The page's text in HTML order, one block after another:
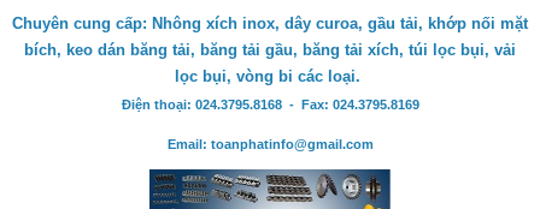
Chuyên cung cấp: Nhông xích inox, dây curoa, gầu tải, khớp nối mặt
bích, keo dán băng tải, băng tải gầu, băng tải xích, túi lọc bụi, vải
lọc bụi, vòng bi các loại.
Điện thoại: 024.3795.8168 - Fax: 024.3795.8169
Email: toanphatinfo@gmail.com